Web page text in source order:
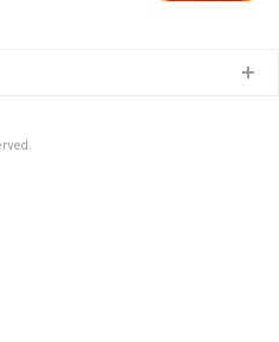
음 나아가고 있는데요.